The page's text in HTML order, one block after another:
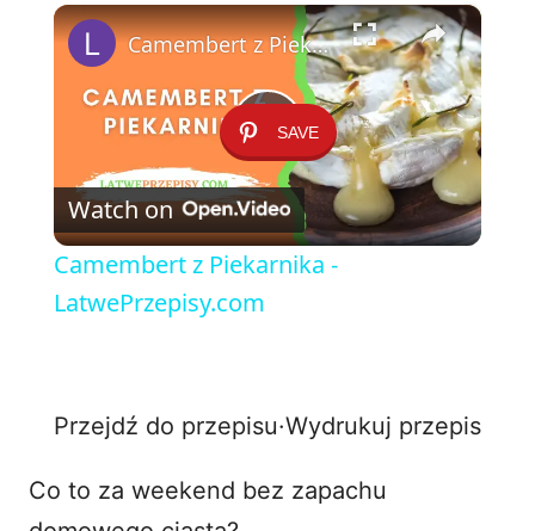
Fullscreen ×
SAVE
P
l
V
Camembert z Piekarnika - LatwePrzepisy.com
Watch on
Camembert z Piekarnika -
LatwePrzepisy.com
Przejdź do przepisu·Wydrukuj przepis
Co to za weekend bez zapachu